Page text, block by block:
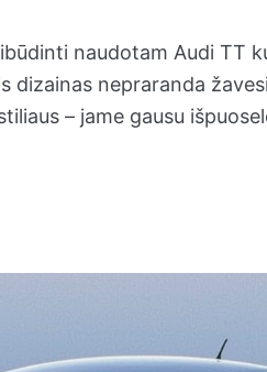
naudotam Audi TT
dizainas nepraranda
– jame gausu